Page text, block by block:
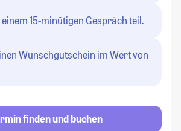
15-minütigen Gespräch teil.
Wunschgutschein im Wert von
finden und buchen